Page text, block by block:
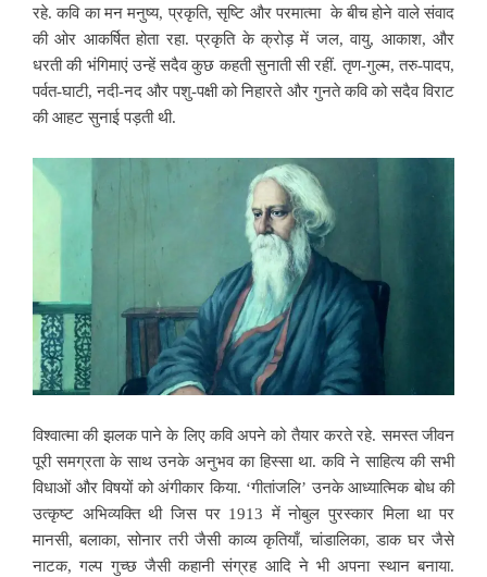
रहे. कवि का मन मनुष्य, प्रकृति, सृष्टि और परमात्मा के बीच होने वाले संवाद
की ओर आकर्षित होता रहा. प्रकृति के क्रोड़ में जल, वायु, आकाश, और
धरती की भंगिमाएं उन्हें सदैव कुछ कहती सुनाती सी रहीं. तृण-गुल्म, तरु-पादप,
पर्वत-घाटी, नदी-नद और पशु-पक्षी को निहारते और गुनते कवि को सदैव विराट
की आहट सुनाई पड़ती थी.
विश्वात्मा की झलक पाने के लिए कवि अपने को तैयार करते रहे. समस्त जीवन
पूरी समग्रता के साथ उनके अनुभव का हिस्सा था. कवि ने साहित्य की सभी
विधाओं और विषयों को अंगीकार किया. ‘गीतांजलि’ उनके आध्यात्मिक बोध की
उत्कृष्ट अभिव्यक्ति थी जिस पर 1913 में नोबुल पुरस्कार मिला था पर
मानसी, बलाका, सोनार तरी जैसी काव्य कृतियाँ, चांडालिका, डाक घर जैसे
नाटक, गल्प गुच्छ जैसी कहानी संग्रह आदि ने भी अपना स्थान बनाया.